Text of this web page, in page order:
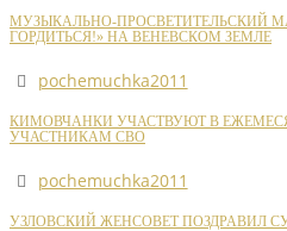
МУЗЫКАЛЬНО-ПРОСВЕТИТЕЛЬСКИЙ
ГОРДИТЬСЯ!» НА ВЕНЕВСКОМ ЗЕМЛЕ
pochemuchka2011
КИМОВЧАНКИ УЧАСТВУЮТ В
УЧАСТНИКАМ СВО
pochemuchka2011
УЗЛОВСКИЙ ЖЕНСОВЕТ ПОЗДРАВИЛ